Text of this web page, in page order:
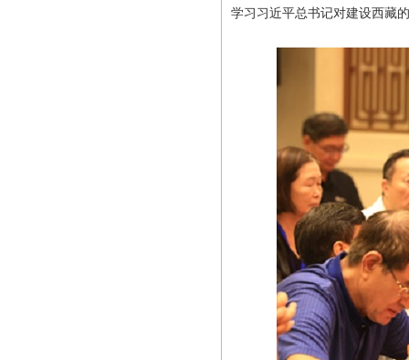
学习习近平总书记对建设西藏